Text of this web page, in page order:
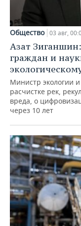
Общество 03 авг,
Азат
граждан и
Министр экологии
расчистке рек,
вреда, о
через 10 лет